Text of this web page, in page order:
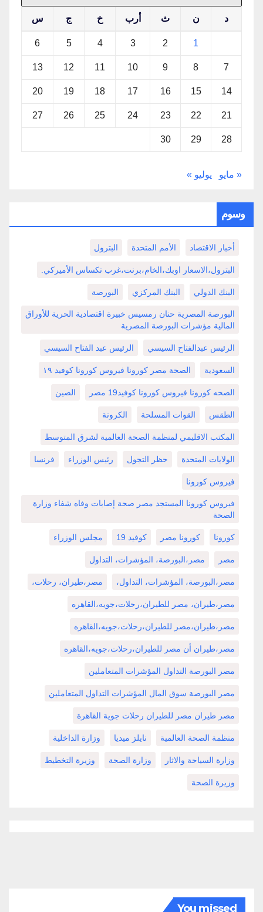
د ن ث أرب خ ج س
1
2
3
4
5
6
7
8
9
10
11
12
13
14
15
16
17
18
19
20
21
22
23
24
25
26
27
28
29
30
« مايو يوليو »
وسوم
أخبار الاقتصاد الأمم المتحدة البترول
البترول،الاسعار اوبك،الخام،برنت،غرب تكساس الأميركي.
البنك الدولي البنك المركزي البورصة
البورصة المصرية حنان رمسيس خبيرة اقتصادية الحرية للأوراق
المالية مؤشرات البورصة المصرية
الرئيس عبدالفتاح السيسي الرئيس عبد الفتاح السيسي
السعودية الصحة مصر كورونا فيروس كورونا كوفيد ١٩
الصحه كورونا فيروس كورونا كوفيد19 مصر الصين
الطقس القوات المسلحة الكرونة
المكتب الاقليمي لمنظمة الصحة العالمية لشرق المتوسط
الولايات المتحدة حظر التجول رئيس الوزراء فرنسا
فيروس كورونا
فيروس كورونا المستجد مصر صحة إصابات وفاه شفاء وزارة
الصحة
كورونا كورونا مصر كوفيد 19 مجلس الوزراء
مصر مصر،البورصة، المؤشرات، التداول
مصر،البورصة، المؤشرات، التداول، مصر،طيران، رحلات،
مصر،طيران، مصر للطيران،رحلات،جويه،القاهره
مصر،طيران،مصر للطيران،رحلات،جويه،القاهره
مصر،طيران أن مصر للطيران،رحلات،جويه،القاهره
مصر البورصة التداول المؤشرات المتعاملين
مصر البورصة سوق المال المؤشرات التداول المتعاملين
مصر طيران مصر للطيران رحلات جوية القاهرة
منظمة الصحة العالمية نايلز ميديا وزارة الداخلية
وزارة السياحة والاثار وزارة الصحة وزيرة التخطيط
وزيرة الصحة
You missed